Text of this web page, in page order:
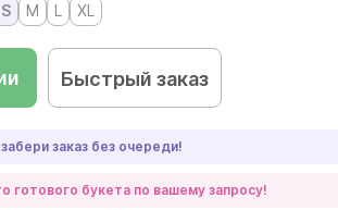
S M L XL
Быстрый заказ
заказ без очереди!
готового букета по вашему запросу!